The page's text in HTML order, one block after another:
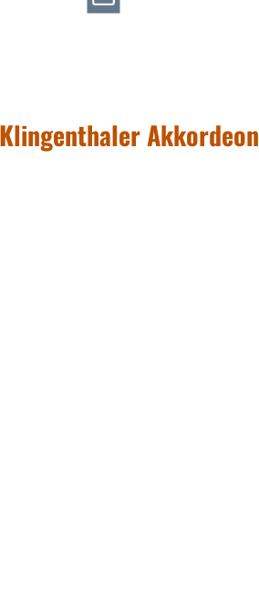
Akkordeon